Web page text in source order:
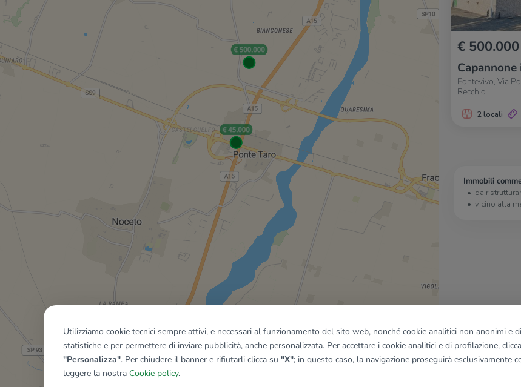
€ 500.000
Fontevivo, Via
Recchio
2 locali
Immobili
da
vicino alla
Mostra tutti gli immobili del riquadro
Utilizziamo cookie tecnici sempre attivi, e necessari al funzionamento del sito web, nonché cookie analitici non anonimi e
statistiche e per permettere di inviare pubblicità, anche personalizzata. Per accettare i cookie analitici e di profilazione,
"Personalizza". Per chiudere il banner e rifiutarli clicca su "X"; in questo caso, la navigazione proseguirà esclusivamente
leggere la nostra Cookie policy.